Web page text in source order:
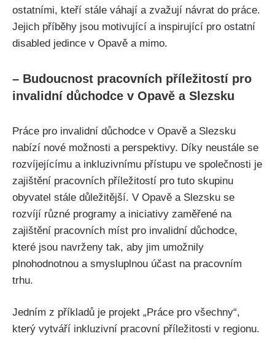
ostatními, kteří stále váhají a zvažují návrat do práce.
Jejich příběhy jsou motivující a inspirující pro ostatní
disabled jedince v Opavě a mimo.
– Budoucnost pracovních příležitostí pro
invalidní důchodce v Opavě a Slezsku
Práce pro invalidní důchodce v Opavě a Slezsku
nabízí nové možnosti a perspektivy. Díky neustále se
rozvíjejícímu a inkluzivnímu přístupu ve společnosti je
zajištění pracovních příležitostí pro tuto skupinu
obyvatel stále důležitější. V Opavě a Slezsku se
rozvíjí různé programy a iniciativy zaměřené na
zajištění pracovních míst pro invalidní důchodce,
které jsou navrženy tak, aby jim umožnily
plnohodnotnou a smysluplnou účast na pracovním
trhu.
Jedním z příkladů je projekt „Práce pro všechny“,
který vytváří inkluzivní pracovní příležitosti v regionu.